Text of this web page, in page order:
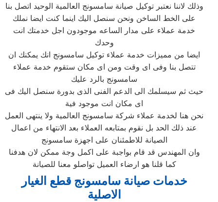
وذلك لاننا نعتبر توكيل صيانة سامسونج العالمية الوحيد اتصل بنا
على الخط الساخن ونحن سنصل اليك اينما كنت ايضا نملك
خدمة عملاء على مدار الساعه موجودون اجل خدمتك انت
وحدك
ايضا من مميزات خدمة عملاء توكيل سامسونج انك يمكنك ان
تتصل بنا وفى اى وقت ومن اى مكان ستقوم خدمة عملاء
سامسونج بالرد عليك
حيث ثم سيسلمك الى الدعم الفنى الذى بدورة سنصل اليك فى
اى مكان انت موجود فية
نحن هنا لخدمة عملاء شركة سامسونج العالمية ولا ينتهى العمل
عند ذلك الحد بل نقوم بمتابعه العملاء بعد الانتهاء من اعمال
الصيانة للاطمئنان على اجهزة سامسونج
وان المهندس قد قام بواجبة على اكمل وجة ممكن لان هدفنا
كما قلنا هو ارضاء العميل تواصلو معنا للصيانة
خدمات صيانة سامسونج قطع الغيار
الاصلية